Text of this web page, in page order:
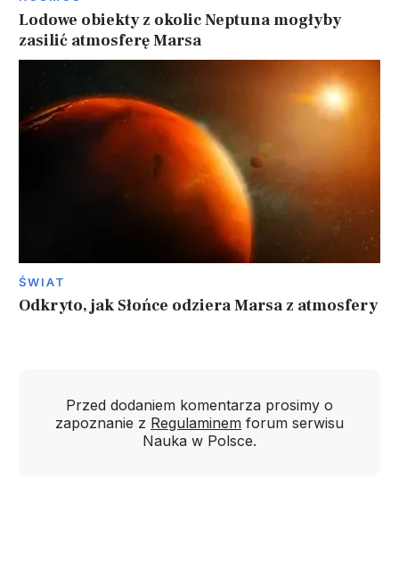
Lodowe obiekty z okolic Neptuna mogłyby
zasilić atmosferę Marsa
ŚWIAT
Odkryto, jak Słońce odziera Marsa z atmosfery
Przed dodaniem komentarza prosimy o
zapoznanie z Regulaminem forum serwisu
Nauka w Polsce.